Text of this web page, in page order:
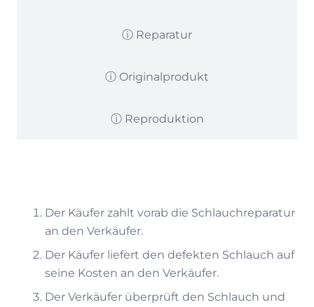
ⓘ Reparatur
ⓘ Originalprodukt
ⓘ Reproduktion
Der Käufer zahlt vorab die Schlauchreparatur
an den Verkäufer.
Der Käufer liefert den defekten Schlauch auf
seine Kosten an den Verkäufer.
Der Verkäufer überprüft den Schlauch und